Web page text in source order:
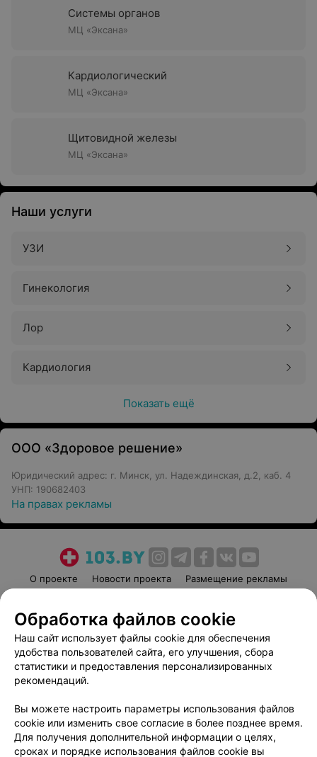
Системы органов
МЦ «Эксана»
Кардиологический
МЦ «Эксана»
Щитовидной железы
МЦ «Эксана»
Наши услуги
УЗИ
Гинекология
Лор
Кардиология
Показать ещё
ООО «Здоровое решение»
Юридический адрес: г. Минск, ул. Надеждинская, д.2, каб. 4
УНП: 190682403
На правах рекламы
О проекте Новости проекта
Размещение рекламы
Пользовательское соглашение
Способы оплаты
Вакансии
Партнеры
Написать руководителю 103.by
Обработка персональных данных
Обработка файлов cookie
Наш сайт использует файлы cookie для обеспечения
удобства пользователей сайта, его улучшения, сбора
статистики и предоставления персонализированных
рекомендаций.
Вы можете настроить параметры использования файлов
cookie или изменить свое согласие в более позднее время.
Для получения дополнительной информации о целях,
сроках и порядке использования файлов cookie вы